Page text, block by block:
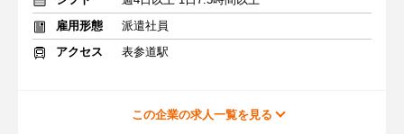
雇用形態
派遣社員
アクセス
表参道駅
この企業の求人一覧を見る